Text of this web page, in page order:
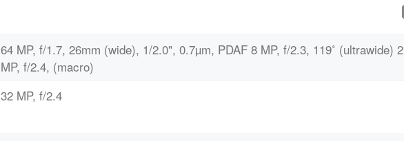
64 MP, f/1.7, 26mm (wide), 1/2.0", 0.7µm, PDAF 8 MP, f/2.3, 119˚ (ultrawide) 2
MP, f/2.4, (macro)
32 MP, f/2.4